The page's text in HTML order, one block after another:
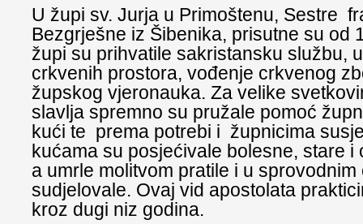
U župi sv. Jurja u Primoštenu, Sestre
Bezgrješne iz Šibenika, prisutne su od
župi su prihvatile sakristansku službu,
crkvenih prostora, vođenje crkvenog
župskog vjeronauka. Za velike
slavlja spremno su pružale pomoć
kući te prema potrebi i župnicima
kućama su posjećivale bolesne, stare i
a umrle molitvom pratile i u sprovodnim
sudjelovale. Ovaj vid apostolata
kroz dugi niz godina.